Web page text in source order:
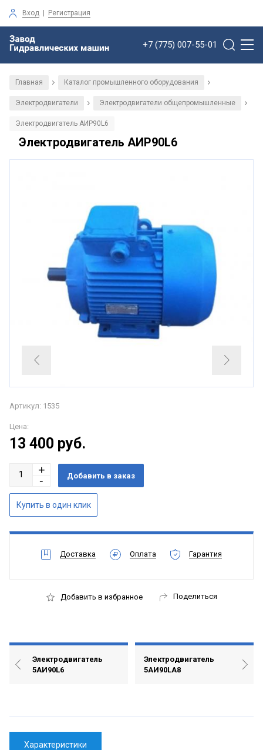
Вход | Регистрация
+7 (775) 007-55-01
Главная / Каталог промышленного оборудования /
Электродвигатели / Электродвигатели общепромышленные /
Электродвигатель АИР90L6
Электродвигатель АИР90L6
Артикул: 1535
Цена:
13 400 руб.
Доставка Оплата Гарантия
Добавить в избранное Поделиться
Электродвигатель
5АИ90L6
Электродвигатель
5АИ90LА8
Характеристики